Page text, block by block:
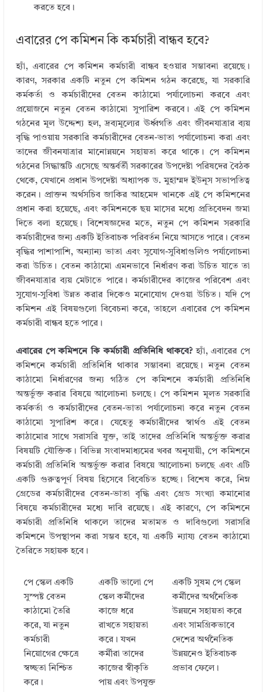
করতে হবে।
এবারের পে কমিশন কি কর্মচারী বান্ধব হবে?
হ্যাঁ, এবারের পে কমিশন কর্মচারী বান্ধব হওয়ার সম্ভাবনা রয়েছে।
কারণ, সরকার একটি নতুন পে কমিশন গঠন করেছে, যা সরকারি
কর্মকর্তা ও কর্মচারীদের বেতন কাঠামো পর্যালোচনা করবে এবং
প্রয়োজনে নতুন বেতন কাঠামো সুপারিশ করবে। এই পে কমিশন
গঠনের মূল উদ্দেশ্য হল, দ্রব্যমূল্যের ঊর্ধ্বগতি এবং জীবনযাত্রার ব্যয়
বৃদ্ধি পাওয়ায় সরকারি কর্মচারীদের বেতন-ভাতা পর্যালোচনা করা এবং
তাদের জীবনযাত্রার মানোন্নয়নে সহায়তা করে থাকে। পে কমিশন
গঠনের সিদ্ধান্তটি এসেছে অন্তর্বর্তী সরকারের উপদেষ্টা পরিষদের বৈঠক
থেকে, যেখানে প্রধান উপদেষ্টা অধ্যাপক ড. মুহাম্মদ ইউনূস সভাপতিত্ব
করেন। প্রাক্তন অর্থসচিব জাকির আহমেদ খানকে এই পে কমিশনের
প্রধান করা হয়েছে, এবং কমিশনকে ছয় মাসের মধ্যে প্রতিবেদন জমা
দিতে বলা হয়েছে। বিশেষজ্ঞদের মতে, নতুন পে কমিশন সরকারি
কর্মচারীদের জন্য একটি ইতিবাচক পরিবর্তন নিয়ে আসতে পারে। বেতন
বৃদ্ধির পাশাপাশি, অন্যান্য ভাতা এবং সুযোগ-সুবিধাগুলিও পর্যালোচনা
করা উচিত। বেতন কাঠামো এমনভাবে নির্ধারণ করা উচিত যাতে তা
জীবনযাত্রার ব্যয় মেটাতে পারে। কর্মচারীদের কাজের পরিবেশ এবং
সুযোগ-সুবিধা উন্নত করার দিকেও মনোযোগ দেওয়া উচিত। যদি পে
কমিশন এই বিষয়গুলো বিবেচনা করে, তাহলে এবারের পে কমিশন
কর্মচারী বান্ধব হতে পারে।
এবারের পে কমিশনে কি কর্মচারী প্রতিনিধি থাকবে?হ্যাঁ, এবারের পে
কমিশনে কর্মচারী প্রতিনিধি থাকার সম্ভাবনা রয়েছে। নতুন বেতন
কাঠামো নির্ধারণের জন্য গঠিত পে কমিশনে কর্মচারী প্রতিনিধি
অন্তর্ভুক্ত করার বিষয়ে আলোচনা চলছে। পে কমিশন মূলত সরকারি
কর্মকর্তা ও কর্মচারীদের বেতন-ভাতা পর্যালোচনা করে নতুন বেতন
কাঠামো সুপারিশ করে। যেহেতু কর্মচারীদের স্বার্থও এই বেতন
কাঠামোর সাথে সরাসরি যুক্ত, তাই তাদের প্রতিনিধি অন্তর্ভুক্ত করার
বিষয়টি যৌক্তিক। বিভিন্ন সংবাদমাধ্যমের খবর অনুযায়ী, পে কমিশনে
কর্মচারী প্রতিনিধি অন্তর্ভুক্ত করার বিষয়ে আলোচনা চলছে এবং এটি
একটি গুরুত্বপূর্ণ বিষয় হিসেবে বিবেচিত হচ্ছে। বিশেষ করে, নিম্ন
গ্রেডের কর্মচারীদের বেতন-ভাতা বৃদ্ধি এবং গ্রেড সংখ্যা কমানোর
বিষয়ে কর্মচারীদের মধ্যে দাবি রয়েছে। এই কারণে, পে কমিশনে
কর্মচারী প্রতিনিধি থাকলে তাদের মতামত ও দাবিগুলো সরাসরি
কমিশনে উপস্থাপন করা সম্ভব হবে, যা একটি ন্যায্য বেতন কাঠামো
তৈরিতে সহায়ক হবে।
পে স্কেল একটি
সুস্পষ্ট বেতন
কাঠামো তৈরি
করে, যা নতুন
কর্মচারী
নিয়োগের ক্ষেত্রে
স্বচ্ছতা নিশ্চিত
করে।
একটি ভালো পে
স্কেল কর্মীদের
কাজে ধরে
রাখতে সহায়তা
করে। যখন
কর্মীরা তাদের
কাজের স্বীকৃতি
পায় এবং উপযুক্ত
একটি সুষম পে স্কেল
কর্মীদের অর্থনৈতিক
উন্নয়নে সহায়তা করে
এবং সামগ্রিকভাবে
দেশের অর্থনৈতিক
উন্নয়নেও ইতিবাচক
প্রভাব ফেলে।